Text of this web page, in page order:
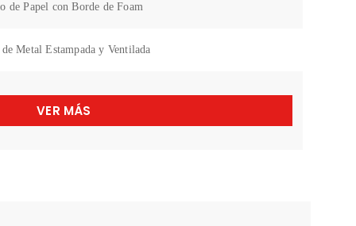
de Papel con Borde de Foam
de Metal Estampada y Ventilada
VER MÁS